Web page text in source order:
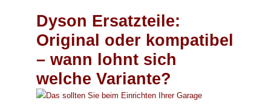
Dyson Ersatzteile:
Original oder kompatibel
– wann lohnt sich
welche Variante?